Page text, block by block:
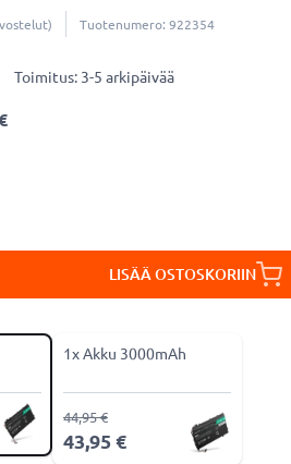
Tuotenumero: 922354
Toimitus: 3-5 arkipäivää
LISÄÄ OSTOSKORIIN
1x Akku 3000mAh
43,95 €
44,95 €